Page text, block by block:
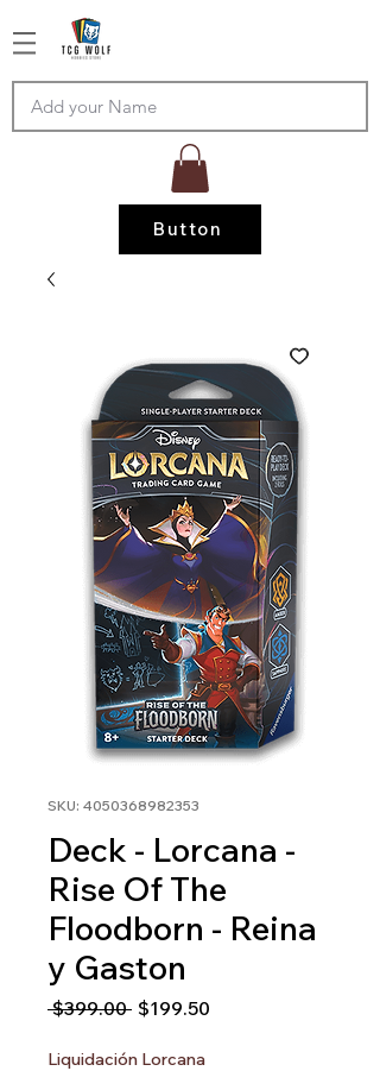
Button
SKU: 4050368982353
Deck - Lorcana -
Rise Of The
Floodborn - Reina
y Gaston
$399.00 Precio
$199.50
Liquidación Lorcana